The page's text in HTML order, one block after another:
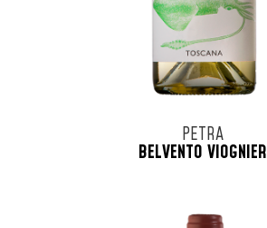
PETRA
BELVENTO VIOGNIER